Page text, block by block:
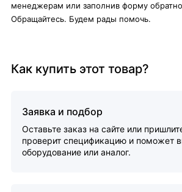
менеджерам или заполнив форму
Обращайтесь. Будем рады помочь.
Как купить этот товар?
Заявка и подбор
Оставьте заказ на сайте или
проверит спецификацию и поможет
оборудование или аналог.